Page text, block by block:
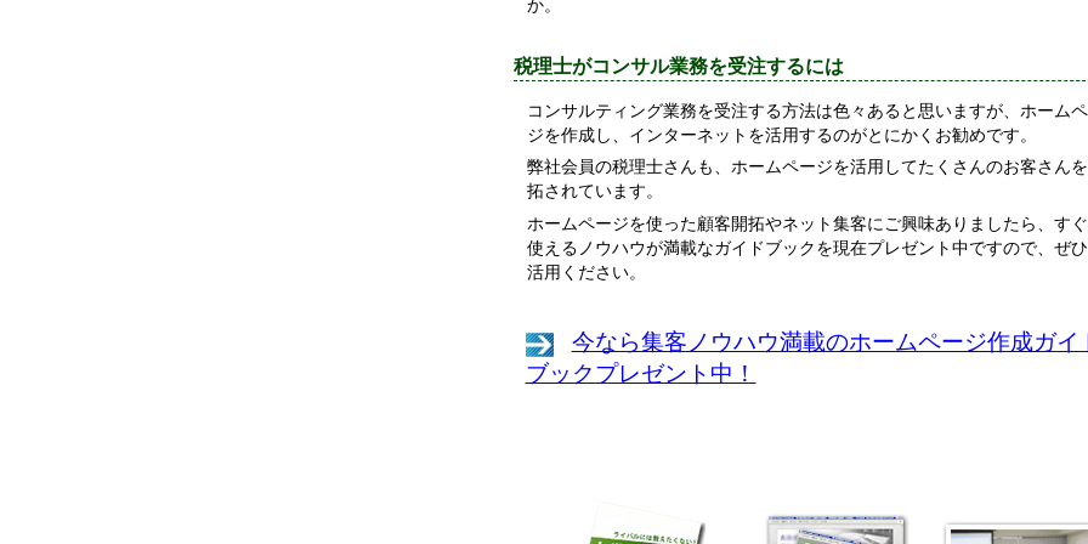
か。
税理士がコンサル業務を受注するには
コンサルティング業務を受注する方法は色々あると思いますが、ホーム
ジを作成し、インターネットを活用するのがとにかくお勧めです。
弊社会員の税理士さんも、ホームページを活用してたくさんのお客さん
拓されています。
ホームページを使った顧客開拓やネット集客にご興味ありましたら、す
使えるノウハウが満載なガイドブックを現在プレゼント中ですので、ぜ
活用ください。
今なら集客ノウハウ満載のホームページ作成ガイ
ブックプレゼント中！